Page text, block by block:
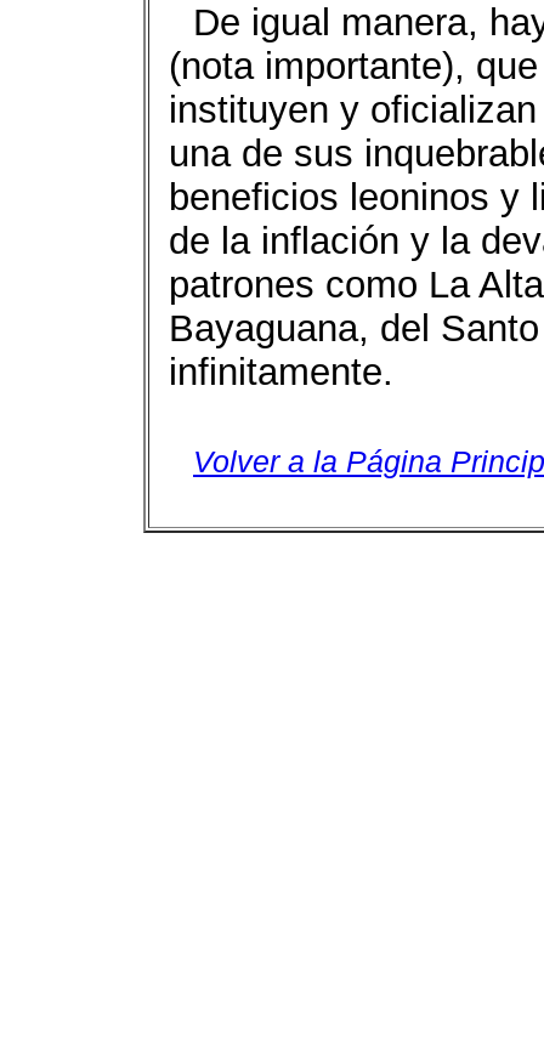
De igual manera,
(nota importante),
instituyen y
una de sus
beneficios leoninos y
de la inflación y la
patrones como La
Ba­yaguana, del
infinitamente.
Volver a la Página